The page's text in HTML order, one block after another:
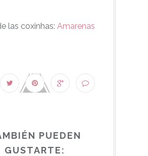
las coxinhas: Amarenas
PUEDEN
GUSTARTE: